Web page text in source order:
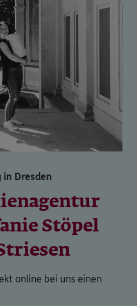
in Dresden
Stöpel
online bei uns einen